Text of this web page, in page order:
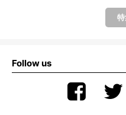
Follow us